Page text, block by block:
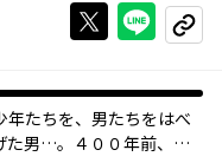
Xで投稿する
ライン
コピー
たちを、男たちをはべ
た男…。４００年前、彼